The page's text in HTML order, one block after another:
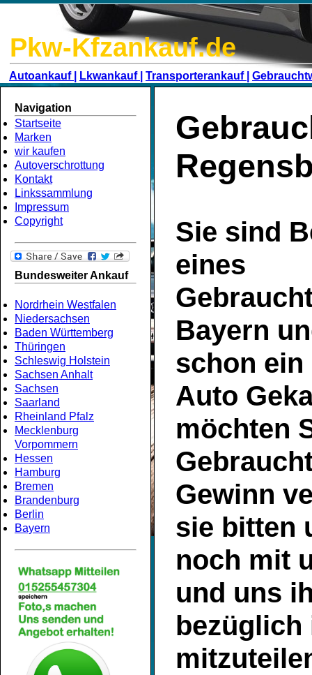
Pkw-Kfzankauf.de
Autoankauf | Lkwankauf | Transporterankauf |
Navigation
Startseite
Marken
wir kaufen
Autoverschrottung
Kontakt
Linkssammlung
Impressum
Copyright
Bundesweiter Ankauf
Nordrhein Westfalen
Niedersachsen
Baden Württemberg
Thüringen
Schleswig Holstein
Sachsen Anhalt
Sachsen
Saarland
Rheinland Pfalz
Mecklenburg
Vorpommern
Hessen
Hamburg
Bremen
Brandenburg
Berlin
Bayern
Sie sind
eines
Bayern
schon ein
Auto
möchten
Gewinn
sie bitten
noch mit
und uns